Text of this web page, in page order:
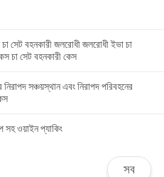
সেট বহনকারী জলরোধী জলরোধী ইভা চা
চা সেট বহনকারী কেস
সঞ্চয়স্থান এবং নিরাপদ পরিবহনের
সহ ওয়াইন প্যাকিং
সব